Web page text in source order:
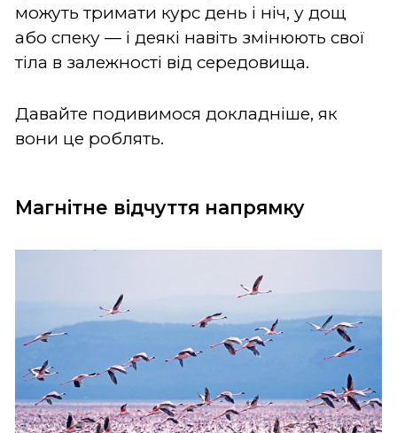
можуть тримати курс день і ніч, у дощ
або спеку — і деякі навіть змінюють свої
тіла в залежності від середовища.
Давайте подивимося докладніше, як
вони це роблять.
Магнітне відчуття напрямку